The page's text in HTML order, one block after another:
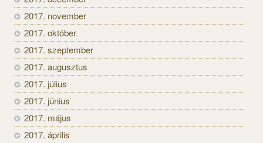
2017. november
2017. október
2017. szeptember
2017. augusztus
2017. július
2017. június
2017. május
2017. április